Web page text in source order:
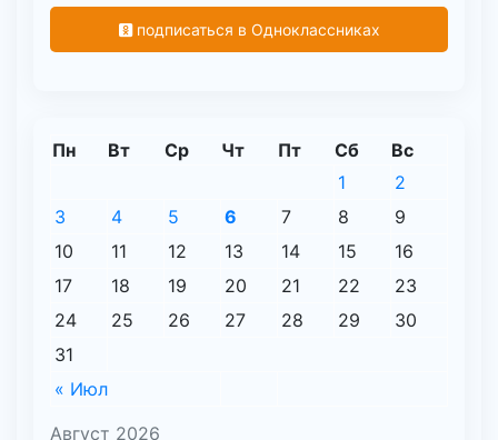
подписаться в Одноклассниках
Август 2026
Пн Вт Ср Чт Пт Сб Вс
« Июл
1
2
3
4 5 6 7 8
9
10
11 12 13 14 15
16
17
18 19 20 21 22
23
24
25 26 27 28 29
30
31